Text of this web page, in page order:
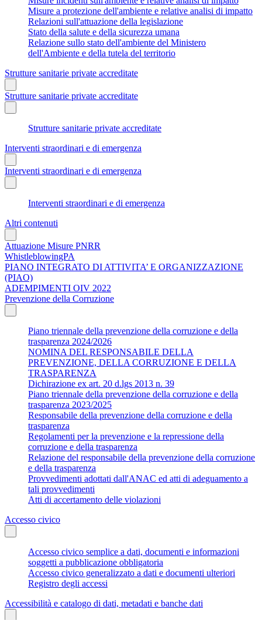
Misure a protezione dell'ambiente e relative analisi di impatto
Relazioni sull'attuazione della legislazione
Stato della salute e della sicurezza umana
Relazione sullo stato dell'ambiente del Ministero
dell'Ambiente e della tutela del territorio
Strutture sanitarie private accreditate
Strutture sanitarie private accreditate
Strutture sanitarie private accreditate
Interventi straordinari e di emergenza
Interventi straordinari e di emergenza
Interventi straordinari e di emergenza
Altri contenuti
Attuazione Misure PNRR
WhistleblowingPA
PIANO INTEGRATO DI ATTIVITA’ E ORGANIZZAZIONE
(PIAO)
ADEMPIMENTI OIV 2022
Prevenzione della Corruzione
Piano triennale della prevenzione della corruzione e della
trasparenza 2024/2026
NOMINA DEL RESPONSABILE DELLA
PREVENZIONE, DELLA CORRUZIONE E DELLA
TRASPARENZA
Dichirazione ex art. 20 d.lgs 2013 n. 39
Piano triennale della prevenzione della corruzione e della
trasparenza 2023/2025
Responsabile della prevenzione della corruzione e della
trasparenza
Regolamenti per la prevenzione e la repressione della
corruzione e della trasparenza
Relazione del responsabile della prevenzione della corruzione
e della trasparenza
Provvedimenti adottati dall'ANAC ed atti di adeguamento a
tali provvedimenti
Atti di accertamento delle violazioni
Accesso civico
Accesso civico semplice a dati, documenti e informazioni
soggetti a pubblicazione obbligatoria
Accesso civico generalizzato a dati e documenti ulteriori
Registro degli accessi
Accessibilità e catalogo di dati, metadati e banche dati